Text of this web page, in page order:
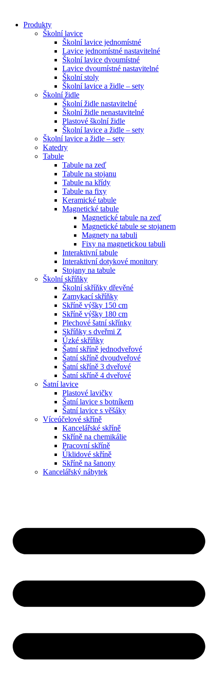
obsahuProdukty
Školní lavice
Školní lavice jednomístné
Lavice jednomístné nastavitelné
Školní lavice dvoumístné
Lavice dvoumístné nastavitelné
Školní stoly
Školní lavice a židle – sety
Školní židle
Školní židle nastavitelné
Školní židle nenastavitelné
Plastové školní židle
Školní lavice a židle – sety
Školní lavice a židle – sety
Katedry
Tabule
Tabule na zeď
Tabule na stojanu
Tabule na křídy
Tabule na fixy
Keramické tabule
Magnetické tabule
Magnetické tabule na zeď
Magnetické tabule se stojanem
Magnety na tabuli
Fixy na magnetickou tabuli
Interaktivní tabule
Interaktivní dotykové monitory
Stojany na tabule
Školní skříňky
Školní skříňky dřevěné
Zamykací skříňky
Skříně výšky 150 cm
Skříně výšky 180 cm
Plechové šatní skřínky
Skříňky s dveřmi Z
Úzké skříňky
Šatní skříně jednodveřové
Šatní skříně dvoudveřové
Šatní skříně 3 dveřové
Šatní skříně 4 dveřové
Šatní lavice
Plastové lavičky
Šatní lavice s botníkem
Šatní lavice s věšáky
Víceúčelové skříně
Kancelářské skříně
Skříně na chemikálie
Pracovní skříně
Úklidové skříně
Skříně na šanony
Kancelářský nábytek